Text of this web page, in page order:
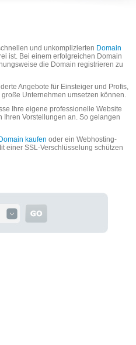
und unkomplizierten Domain
ist. Bei einem erfolgreichen Domain
die Domain registrieren zu
Angebote für Einsteiger und Profis,
Unternehmen umsetzen können.
Ihre eigene professionelle Website
Vorstellungen an. So gelangen
Domain kaufen oder ein Webhosting-
einer SSL-Verschlüsselung schützen